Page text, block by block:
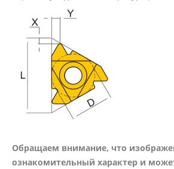
Обращаем внимание, что
ознакомительный характер и